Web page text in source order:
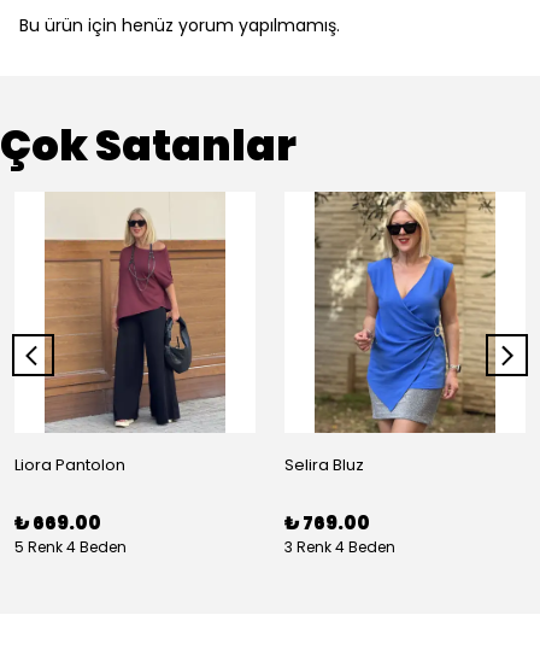
Bu ürün için henüz yorum yapılmamış.
Çok Satanlar
Liora Pantolon
₺ 669.00
5 Renk 4 Beden
Selira Bluz
₺ 769.00
3 Renk 4 Beden